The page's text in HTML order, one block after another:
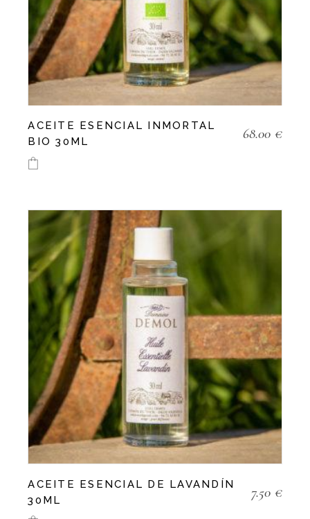
ACEITE ESENCIAL INMORTAL
BIO 30ML
68.00 €
ACEITE ESENCIAL DE LAVANDÍN
30ML
7.50 €